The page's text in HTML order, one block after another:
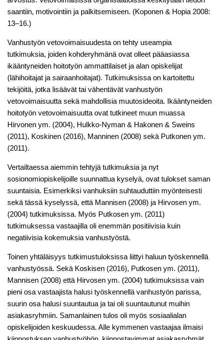
saantiin, motivointiin ja palkitsemiseen. (Koponen & Hopia 2008:
13–16.)
Vanhustyön vetovoimaisuudesta on tehty useampia
tutkimuksia, joiden kohderyhmänä ovat olleet pääasiassa
ikääntyneiden hoitotyön ammattilaiset ja alan opiskelijat
(lähihoitajat ja sairaanhoitajat). Tutkimuksissa on kartoitettu
tekijöitä, jotka lisäävät tai vähentävät vanhustyön
vetovoimaisuutta sekä mahdollisia muutosideoita. Ikääntyneiden
hoitotyön vetovoimaisuutta ovat tutkineet muun muassa
Hirvonen ym. (2004), Hulkko-Nyman & Hakonen & Sweins
(2011), Koskinen (2016), Manninen (2008) sekä Putkonen ym.
(2011).
Vertailtaessa aiemmin tehtyjä tutkimuksia ja nyt
sosionomiopiskelijoille suunnattua kyselyä, ovat tulokset saman
suuntaisia. Esimerkiksi vanhuksiin suhtauduttiin myönteisesti
sekä tässä kyselyssä, että Mannisen (2008) ja Hirvosen ym.
(2004) tutkimuksissa. Myös Putkosen ym. (2011)
tutkimuksessa vastaajilla oli enemmän positiivisia kuin
negatiivisia kokemuksia vanhustyöstä.
Toinen yhtäläisyys tutkimustuloksissa liittyi haluun työskennellä
vanhustyössä. Sekä Koskisen (2016), Putkosen ym. (2011),
Mannisen (2008) että Hirvosen ym. (2004) tutkimuksissa vain
pieni osa vastaajista halusi työskennellä vanhustyön parissa,
suurin osa halusi suuntautua ja tai oli suuntautunut muihin
asiakasryhmiin. Samanlainen tulos oli myös sosiaalialan
opiskelijoiden keskuudessa. Alle kymmenen vastaajaa ilmaisi